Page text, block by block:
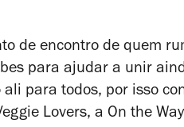
de encontro de quem
para ajudar a unir
para todos, por isso
Lovers, a On the